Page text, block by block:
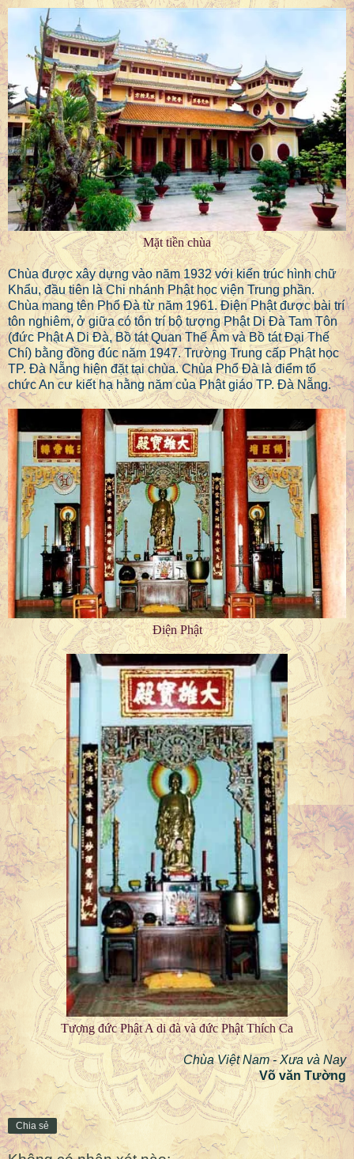
Mặt tiền chùa
Chùa được xây dựng vào năm 1932 với kiến trúc hình chữ
Khẩu, đầu tiên là Chi nhánh Phật học viện Trung phần.
Chùa mang tên Phổ Đà từ năm 1961. Điện Phật được bài trí
tôn nghiêm, ở giữa có tôn trí bộ tượng Phật Di Đà Tam Tôn
(đức Phật A Di Đà, Bồ tát Quan Thế Âm và Bồ tát Đại Thế
Chí) bằng đồng đúc năm 1947. Trường Trung cấp Phật học
TP. Đà Nẵng hiện đặt tại chùa. Chùa Phổ Đà là điểm tổ
chức An cư kiết hạ hằng năm của Phật giáo TP. Đà Nẵng.
Điện Phật
Tượng đức Phật A di đà và đức Phật Thích Ca
Chùa Việt Nam - Xưa và Nay
Võ văn Tường
Chia sẻ